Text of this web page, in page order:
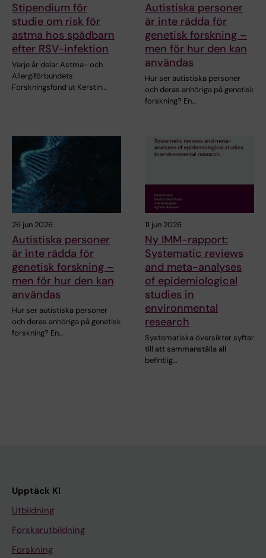
Stipendium för
studie om risk för
astma hos spädbarn
efter RSV-infektion
Varje år delar Astma- och
Allergiförbundets
Forskningsfond ut Kerstin…
Autistiska personer
är inte rädda för
genetisk forskning –
men för hur den kan
användas
Hur ser autistiska personer
och deras anhöriga på genetisk
forskning? En…
26 jun 2026
Autistiska personer
är inte rädda för
genetisk forskning –
men för hur den kan
användas
Hur ser autistiska personer
och deras anhöriga på genetisk
forskning? En…
11 jun 2026
Ny IMM-rapport:
Systematic reviews
and meta-analyses
of epidemiological
studies in
environmental
research
Systematiska översikter syftar
till att sammanställa all
befintlig…
Upptäck KI
Utbildning
Forskarutbildning
Forskning